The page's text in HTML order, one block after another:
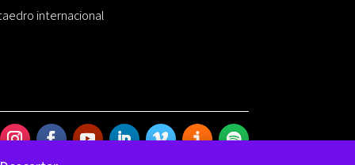
internacional